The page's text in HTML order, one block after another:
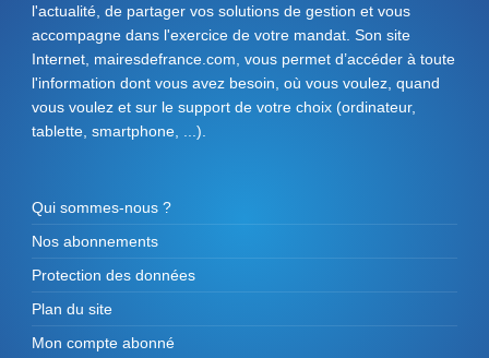
l'actualité, de partager vos solutions de gestion et vous
accompagne dans l'exercice de votre mandat. Son site
Internet, mairesdefrance.com, vous permet d’accéder à toute
l'information dont vous avez besoin, où vous voulez, quand
vous voulez et sur le support de votre choix (ordinateur,
tablette, smartphone, ...).
Qui sommes-nous ?
Nos abonnements
Protection des données
Plan du site
Mon compte abonné